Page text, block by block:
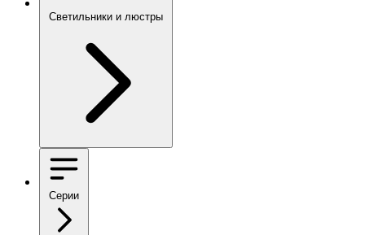
Светильники и люстры
Серии